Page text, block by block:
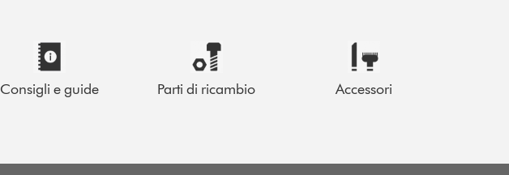
Consigli e guide Parti di ricambio Accessori